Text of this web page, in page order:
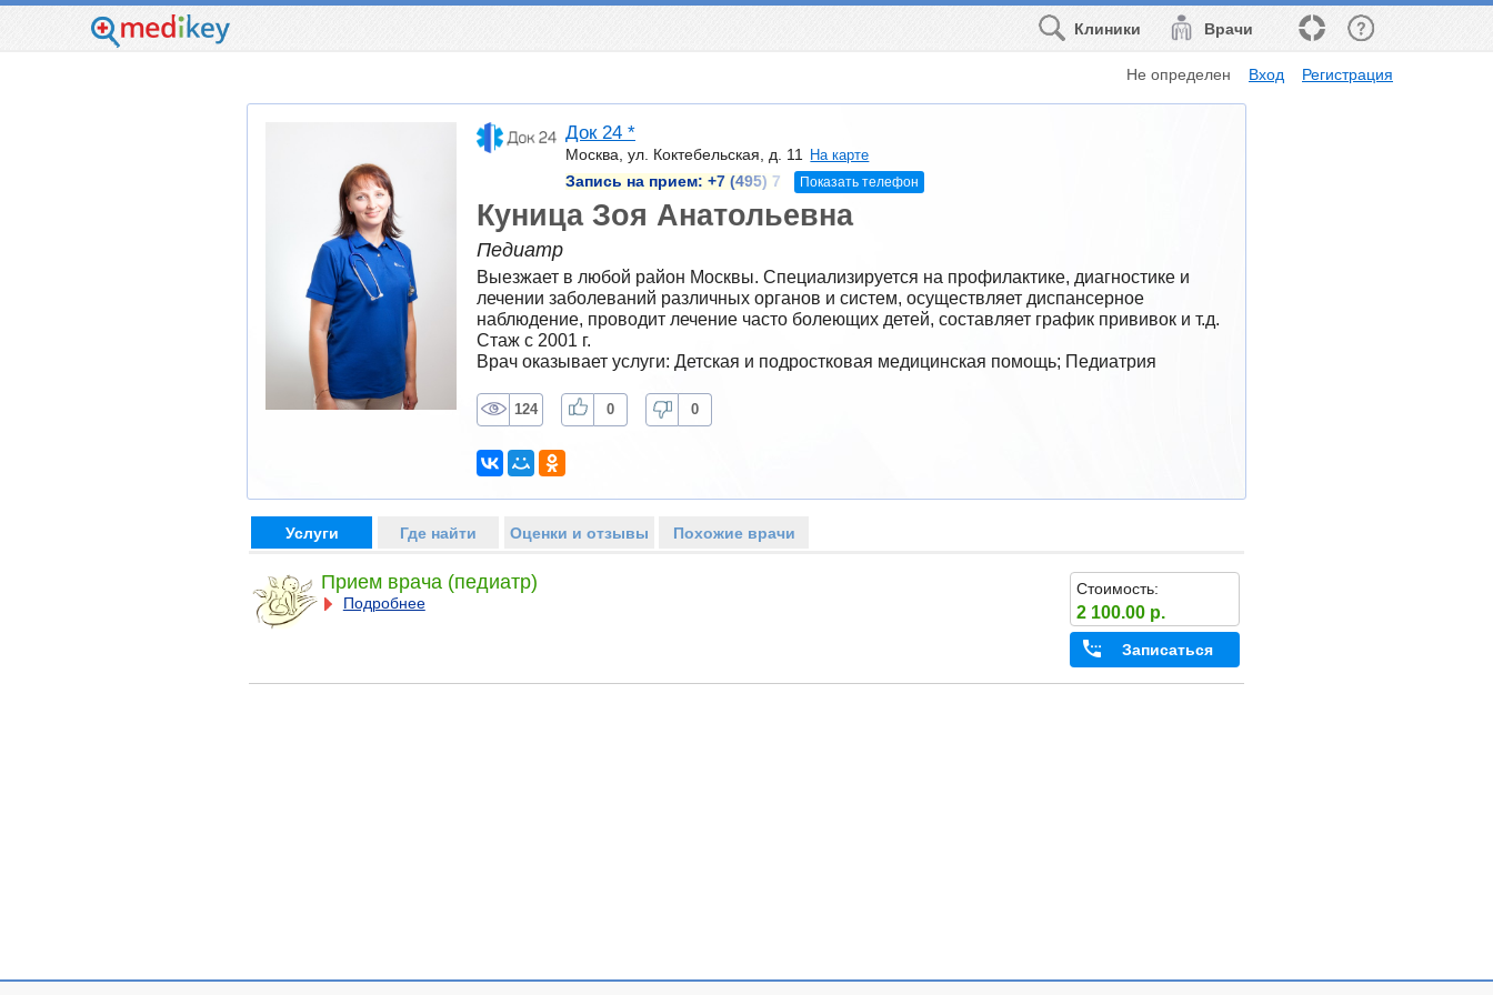
Врачи
Клиники
Не определен Вход Регистрация
Док 24 *
Москва, ул. Коктебельская, д. 11
На карте
Запись на прием: +7 (495) 7 Показать телефон
Куница Зоя Анатольевна
Педиатр
Выезжает в любой район Москвы. Специализируется на профилактике, диагностике и
лечении заболеваний различных органов и систем, осуществляет диспансерное
наблюдение, проводит лечение часто болеющих детей, составляет график прививок и т.д.
Стаж с 2001 г.
Врач оказывает услуги: Детская и подростковая медицинская помощь; Педиатрия
124 0 0
Услуги Где найти Оценки и отзывы Похожие врачи
Прием врача (педиатр)
Подробнее
Стоимость:
2 100.00 р.
Записаться